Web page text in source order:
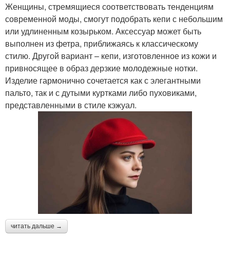
Женщины, стремящиеся соответствовать тенденциям
современной моды, смогут подобрать кепи с небольшим
или удлиненным козырьком. Аксессуар может быть
выполнен из фетра, приближаясь к классическому
стилю. Другой вариант – кепи, изготовленное из кожи и
привносящее в образ дерзкие молодежные нотки.
Изделие гармонично сочетается как с элегантными
пальто, так и с дутыми куртками либо пуховиками,
представленными в стиле кэжуал.
читать дальше →